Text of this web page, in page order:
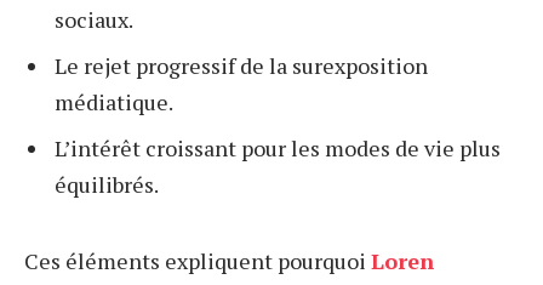
sociaux.
Le rejet progressif de la surexposition
médiatique.
L’intérêt croissant pour les modes de vie plus
équilibrés.
Ces éléments expliquent pourquoi Loren